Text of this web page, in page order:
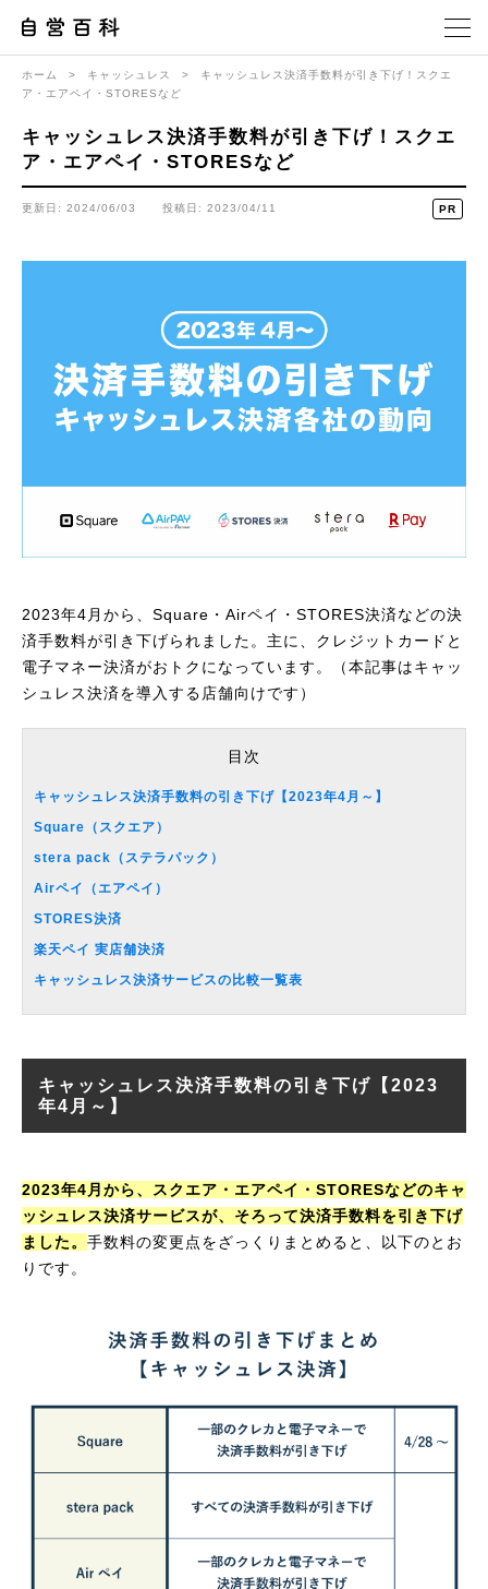
ホーム > キャッシュレス >
キャッシュレス決済手数料が引き下げ！スクエ
ア・エアペイ・STORESなど
キャッシュレス決済手数料が引き下げ！スクエ
ア・エアペイ・STORESなど
更新日: 2024/06/03 投稿日: 2023/04/11 PR
2023年4月から、Square・Airペイ・STORES決済などの決
済手数料が引き下げられました。主に、クレジットカードと
電子マネー決済がおトクになっています。（本記事はキャッ
シュレス決済を導入する店舗向けです）
目次
キャッシュレス決済手数料の引き下げ【2023年4月～】
Square（スクエア）
stera pack（ステラパック）
Airペイ（エアペイ）
STORES決済
楽天ペイ 実店舗決済
キャッシュレス決済サービスの比較一覧表
キャッシュレス決済手数料の引き下げ【2023
年4月～】
2023年4月から、スクエア・エアペイ・STORESなどのキャ
ッシュレス決済サービスが、そろって決済手数料を引き下げ
ました。 手数料の変更点をざっくりまとめると、以下のとお
りです。